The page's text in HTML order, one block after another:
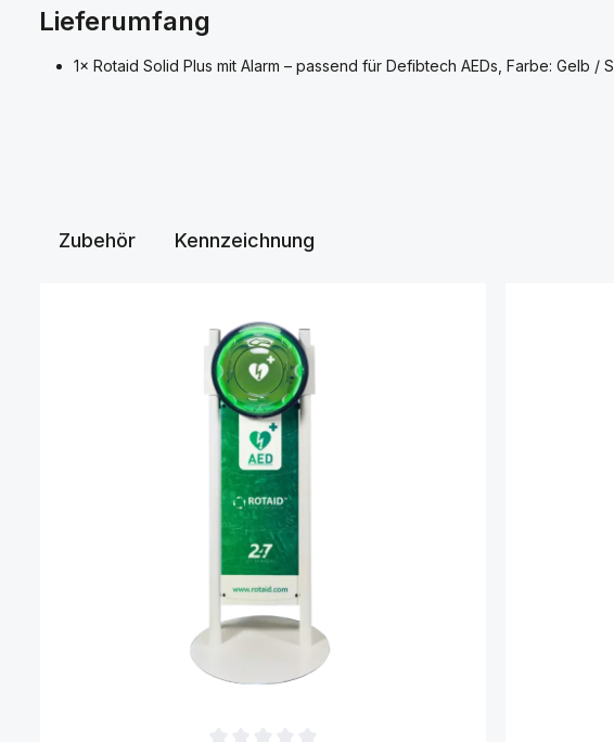
Lieferumfang
1× Rotaid Solid Plus mit Alarm – passend für Defibtech AEDs, Farbe: Gelb /
Zubehör Kennzeichnung